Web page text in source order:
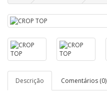
Descrição Comentários (0)